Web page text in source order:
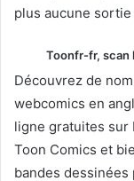
plus aucune
Toonfr-fr, scan
Découvrez de
webcomics en
ligne gratuites sur
Toon Comics et
bandes